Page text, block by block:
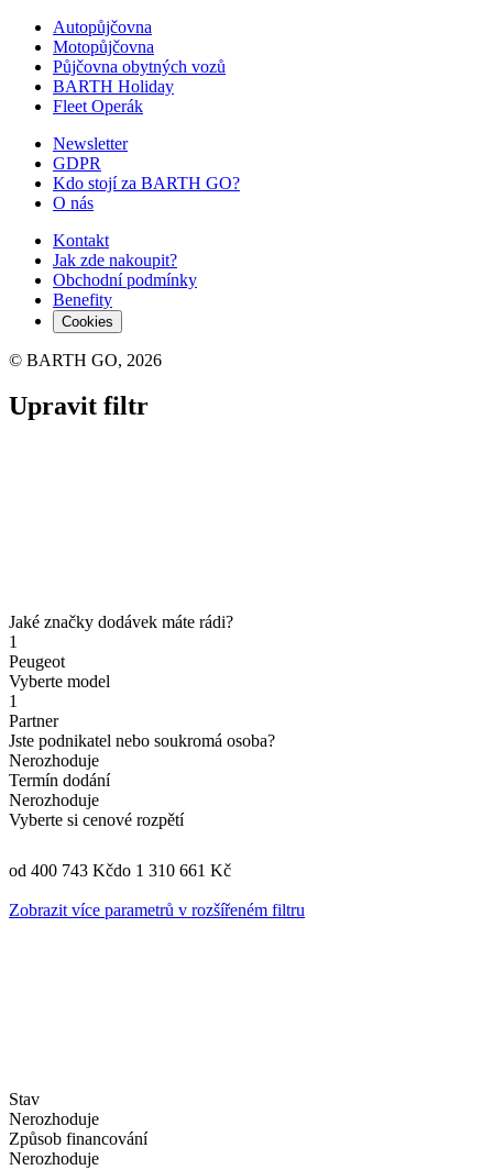
Autopůjčovna
Motopůjčovna
Půjčovna obytných vozů
BARTH Holiday
Fleet Operák
Newsletter
GDPR
Kdo stojí za BARTH GO?
O nás
Kontakt
Jak zde nakoupit?
Obchodní podmínky
Benefity
Cookies
© BARTH GO, 2026
Upravit filtr
Jaké značky dodávek máte rádi?
1
Peugeot
Vyberte model
1
Partner
Jste podnikatel nebo soukromá osoba?
Nerozhoduje
Termín dodání
Nerozhoduje
Vyberte si cenové rozpětí
od 400 743 Kčdo 1 310 661 Kč
Zobrazit více parametrů v rozšířeném filtru
Stav
Nerozhoduje
Způsob financování
Nerozhoduje